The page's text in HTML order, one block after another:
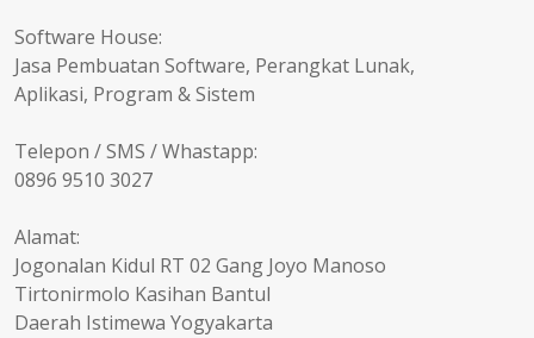
Software House:
Jasa Pembuatan Software, Perangkat Lunak,
Aplikasi, Program & Sistem
Telepon / SMS / Whastapp:
0896 9510 3027
Alamat:
Jogonalan Kidul RT 02 Gang Joyo Manoso
Tirtonirmolo Kasihan Bantul
Daerah Istimewa Yogyakarta